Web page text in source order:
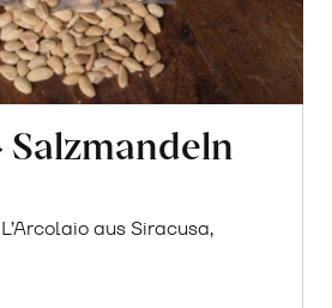
aus Siracusa,